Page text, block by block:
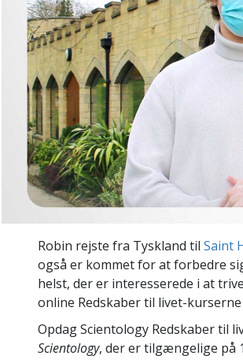
Kærlighed og had –
Hvad er storhed?
Robin rejste fra Tyskland til Saint
også er kommet for at forbedre
helst, der er interesserede i at
online Redskaber til livet-
Opdag Scientology Redskaber til
Scientology, der er tilgængelige på